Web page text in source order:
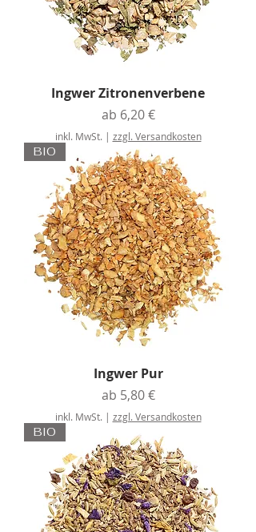
Ingwer Zitronenverbene
ab 6,20 €
Sale-Preis
inkl. MwSt. | zzgl. Versandkosten
BIO
Ingwer Pur
ab 5,80 €
Sale-Preis
inkl. MwSt. | zzgl. Versandkosten
BIO